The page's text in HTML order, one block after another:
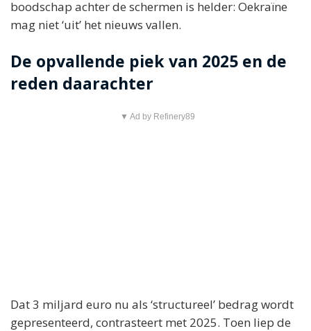
boodschap achter de schermen is helder: Oekraïne
mag niet ‘uit’ het nieuws vallen.
De opvallende piek van 2025 en de
reden daarachter
▼ Ad by Refinery89
Dat 3 miljard euro nu als ‘structureel’ bedrag wordt
gepresenteerd, contrasteert met 2025. Toen liep de